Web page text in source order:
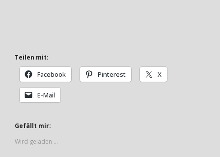
Teilen mit:
Facebook Pinterest X
E-Mail
Gefällt mir:
Wird geladen …